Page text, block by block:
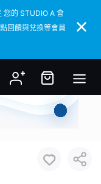
的 STUDIO A 會
回饋與兌換等會員
的 STUDIO A 會
回饋與兌換等會員